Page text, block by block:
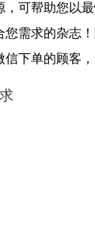
可帮助您以
需求的杂志
下单的顾客，